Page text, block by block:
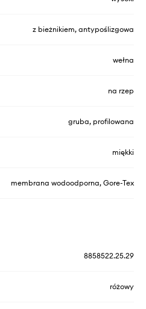
z bieżnikiem, antypoślizgowa
wełna
na rzep
gruba, profilowana
miękki
membrana wodoodporna, Gore-Tex
8858522.25.29
różowy